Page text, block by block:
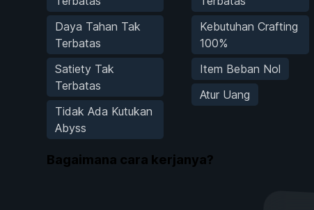
Daya Tahan Tak
Terbatas
Satiety Tak
Terbatas
Tidak Ada Kutukan
Abyss
Kebutuhan Crafting
100%
Item Beban Nol
Atur Uang
Bagaimana cara kerjanya?